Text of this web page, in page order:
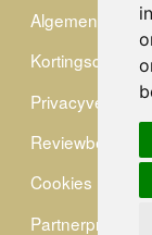
Algemene
Kortingscode
Reviewbeleid
Cookies